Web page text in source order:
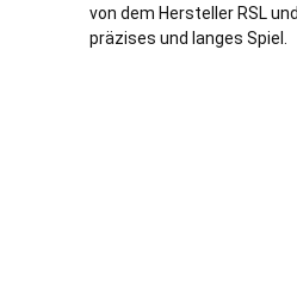
von dem Hersteller RSL
präzises und langes Spiel.